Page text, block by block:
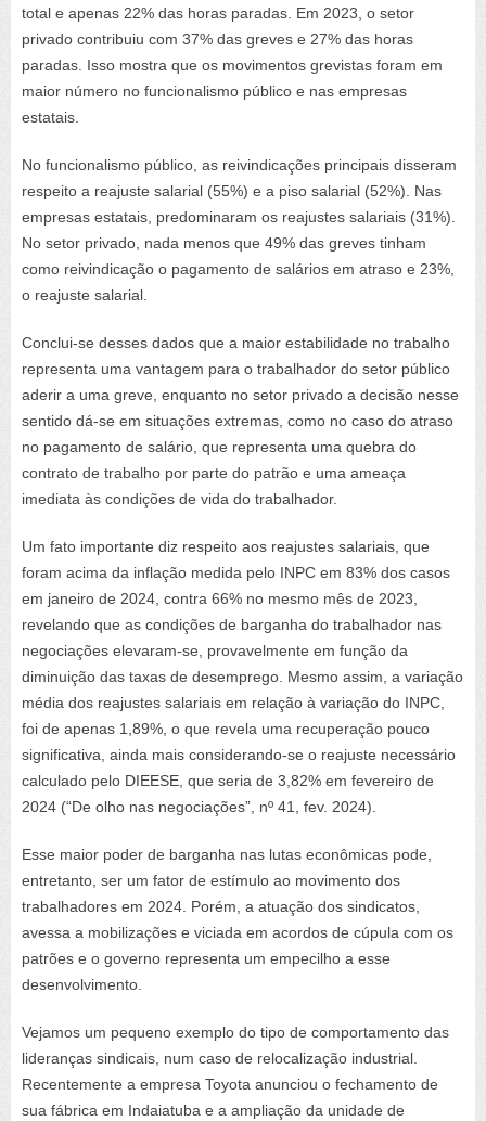
total e apenas 22% das horas paradas. Em 2023, o setor
privado contribuiu com 37% das greves e 27% das horas
paradas. Isso mostra que os movimentos grevistas foram em
maior número no funcionalismo público e nas empresas
estatais.
No funcionalismo público, as reivindicações principais disseram
respeito a reajuste salarial (55%) e a piso salarial (52%). Nas
empresas estatais, predominaram os reajustes salariais (31%).
No setor privado, nada menos que 49% das greves tinham
como reivindicação o pagamento de salários em atraso e 23%,
o reajuste salarial.
Conclui-se desses dados que a maior estabilidade no trabalho
representa uma vantagem para o trabalhador do setor público
aderir a uma greve, enquanto no setor privado a decisão nesse
sentido dá-se em situações extremas, como no caso do atraso
no pagamento de salário, que representa uma quebra do
contrato de trabalho por parte do patrão e uma ameaça
imediata às condições de vida do trabalhador.
Um fato importante diz respeito aos reajustes salariais, que
foram acima da inflação medida pelo INPC em 83% dos casos
em janeiro de 2024, contra 66% no mesmo mês de 2023,
revelando que as condições de barganha do trabalhador nas
negociações elevaram-se, provavelmente em função da
diminuição das taxas de desemprego. Mesmo assim, a variação
média dos reajustes salariais em relação à variação do INPC,
foi de apenas 1,89%, o que revela uma recuperação pouco
significativa, ainda mais considerando-se o reajuste necessário
calculado pelo DIEESE, que seria de 3,82% em fevereiro de
2024 (“De olho nas negociações”, nº 41, fev. 2024).
Esse maior poder de barganha nas lutas econômicas pode,
entretanto, ser um fator de estímulo ao movimento dos
trabalhadores em 2024. Porém, a atuação dos sindicatos,
avessa a mobilizações e viciada em acordos de cúpula com os
patrões e o governo representa um empecilho a esse
desenvolvimento.
Vejamos um pequeno exemplo do tipo de comportamento das
lideranças sindicais, num caso de relocalização industrial.
Recentemente a empresa Toyota anunciou o fechamento de
sua fábrica em Indaiatuba e a ampliação da unidade de